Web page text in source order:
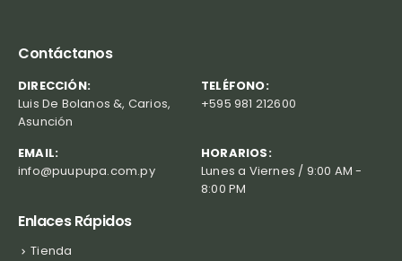
Contáctanos
DIRECCIÓN:
Luis De Bolanos &, Carios,
Asunción
TELÉFONO:
+595 981 212600
EMAIL:
info@puupupa.com.py
HORARIOS:
Lunes a Viernes / 9:00 AM -
8:00 PM
Enlaces Rápidos
Tienda